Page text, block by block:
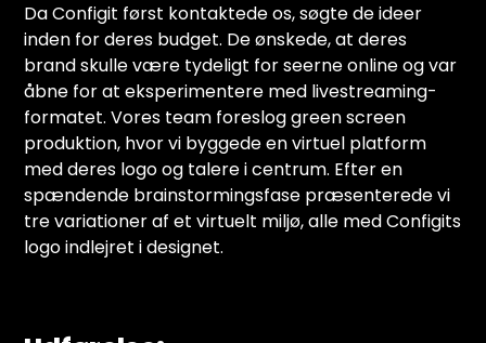
Da Configit først kontaktede os, søgte de ideer
inden for deres budget. De ønskede, at deres
brand skulle være tydeligt for seerne online og var
åbne for at eksperimentere med livestreaming-
formatet. Vores team foreslog green screen
produktion, hvor vi byggede en virtuel platform
med deres logo og talere i centrum. Efter en
spændende brainstormingsfase præsenterede vi
tre variationer af et virtuelt miljø, alle med Configits
logo indlejret i designet.